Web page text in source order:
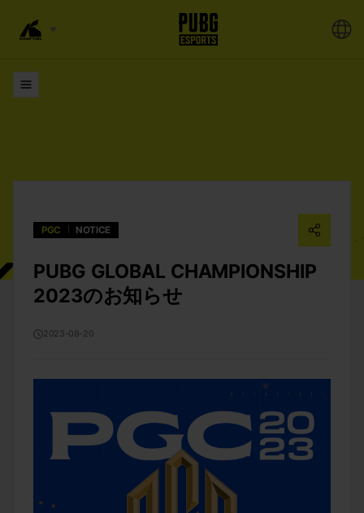
PGC NOTICE
PUBG GLOBAL CHAMPIONSHIP
2023のお知らせ
2023-08-20